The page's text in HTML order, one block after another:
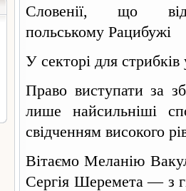
Словенії, що
польському Рацибужі
У секторі для
Право виступати за
лише найсильніші
свідченням високого
Вітаємо Меланію
Сергія Шеремета — з